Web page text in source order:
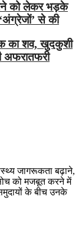
को लेकर भड़के
से की
का शव, खुदकुशी
अफरातफरी
जागरूकता बढ़ाने,
को मजबूत करने में
के बीच उनके